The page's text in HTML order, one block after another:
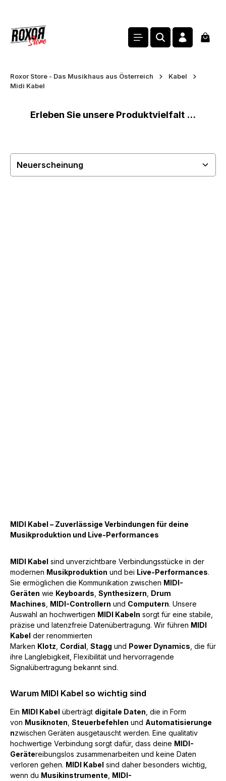
Roxor Store - Das Musikhaus aus Österreich
Kabel
Midi Kabel
Erleben Sie unsere Produktvielfalt ...
MIDI Kabel – Zuverlässige Verbindungen für deine
Musikproduktion und Live-Performances
MIDI Kabel sind unverzichtbare Verbindungsstücke in der
modernen Musikproduktion und bei Live-Performances.
Sie ermöglichen die Kommunikation zwischen MIDI-
Geräten wie Keyboards Synthesizern Drum
Machines MIDI-Controllern und Computern. Unsere
Auswahl an hochwertigen MIDI Kabeln sorgt für eine stabile,
präzise und latenzfreie Datenübertragung. Wir führen MIDI
Kabel der renommierten
Marken Klotz Cordial Stagg und Power Dynamics , die für
ihre Langlebigkeit, Flexibilität und hervorragende
Signalübertragung bekannt sind.
Warum MIDI Kabel so wichtig sind
Ein MIDI Kabel überträgt digitale Daten , die in Form
von Musiknoten Steuerbefehlen und Automatisierunge
nzwischen Geräten ausgetauscht werden. Eine qualitativ
hochwertige Verbindung sorgt dafür, dass deine MIDI-
Gerätereibungslos zusammenarbeiten und keine Daten
verloren gehen. MIDI Kabel sind daher besonders wichtig,
wenn du Musikinstrumente MIDI-